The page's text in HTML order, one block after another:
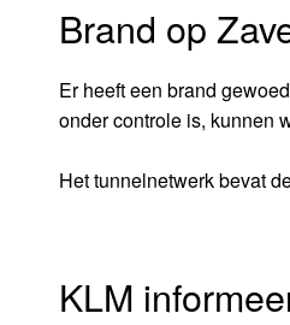
Brand op
Er heeft een brand
onder controle is, kunnen
Het tunnelnetwerk bevat
KLM